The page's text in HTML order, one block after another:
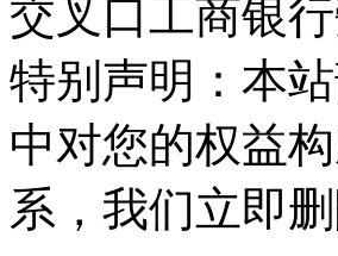
交叉口工商银
特别声明：本
中对您的权益
系，我们立即删